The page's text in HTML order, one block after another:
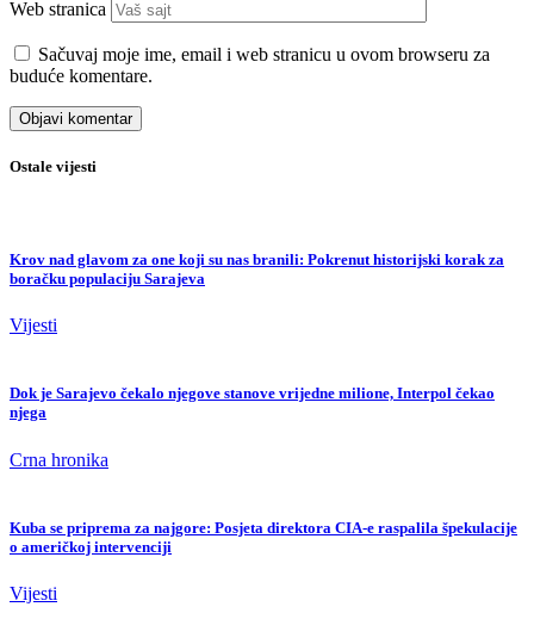
Web stranica
Sačuvaj moje ime, email i web stranicu u ovom browseru za
buduće komentare.
Ostale vijesti
Krov nad glavom za one koji su nas branili: Pokrenut historijski korak za
boračku populaciju Sarajeva
Vijesti
Dok je Sarajevo čekalo njegove stanove vrijedne milione, Interpol čekao
njega
Crna hronika
Kuba se priprema za najgore: Posjeta direktora CIA-e raspalila špekulacije
o američkoj intervenciji
Vijesti